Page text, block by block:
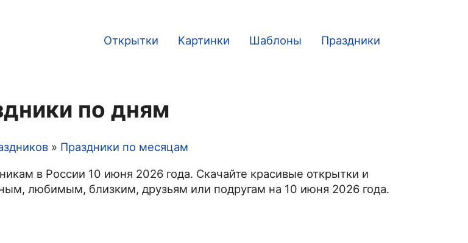
Открытки Картинки Шаблоны Праздники
по дням
Праздники по месяцам
в России 10 июня 2026 года. Скачайте красивые открытки и
любимым, близким, друзьям или подругам на 10 июня 2026 года.